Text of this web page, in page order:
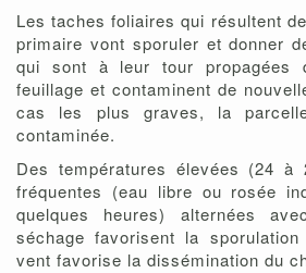
Les taches foliaires qui résultent
primaire vont sporuler et donner
qui sont à leur tour propagées
feuillage et contaminent de
cas les plus graves, la
contaminée.
Des températures élevées (24 à
fréquentes (eau libre ou rosée
quelques heures) alternées
séchage favorisent la
vent favorise la dissémination du